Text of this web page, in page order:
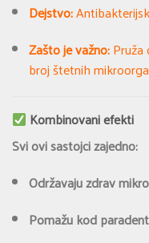
Dejstvo:
Zašto je važno:Pruža
broj štetnih
Kombinovani efekti
Svi ovi sastojci zajedno:
Održavaju zdrav
Pomažu kod